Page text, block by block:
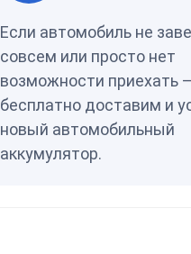
Если автомобиль не
совсем или просто нет
возможности приехать
бесплатно доставим и
новый автомобильный
аккумулятор.